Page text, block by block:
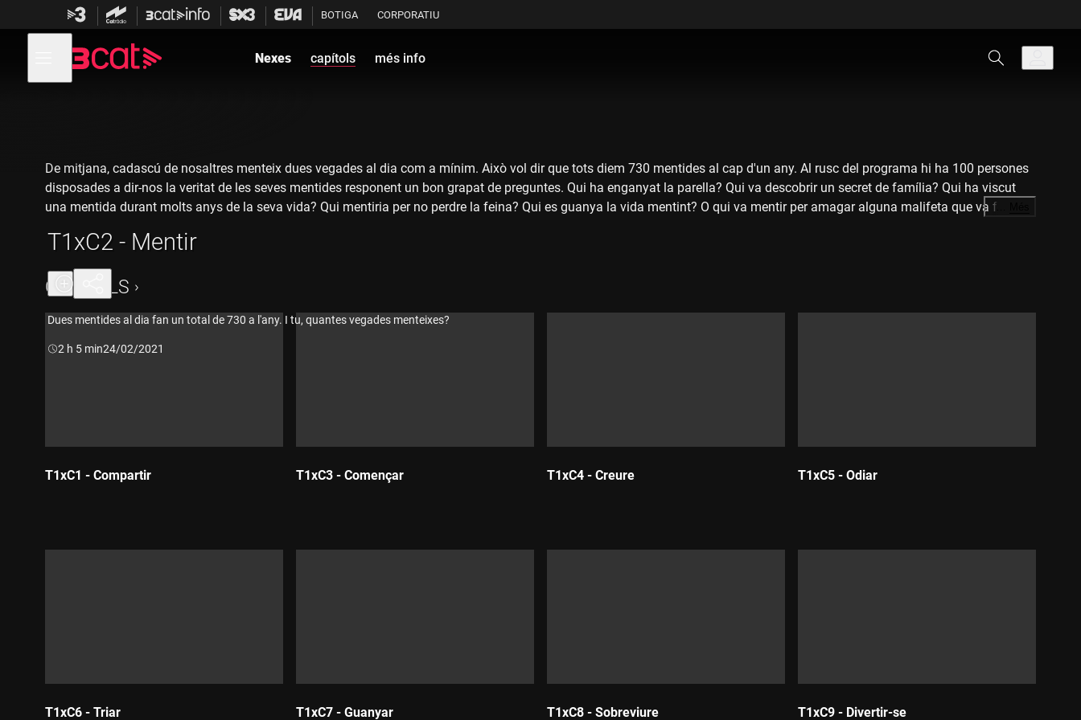
contingut
BOTIGA CORPORATIU
menú
de
Nexes capítols més info
T1xC2 - Mentir
Dues mentides al dia fan un total de 730 a l'any. I tu, quantes vegades menteixes?
Durada:
2 h 5 min24/02/2021
De mitjana, cadascú de nosaltres menteix dues vegades al dia com a mínim. Això vol dir que tots diem 730 mentides al cap d'un any. Al rusc del programa hi ha 100 persones
disposades a dir-nos la veritat de les seves mentides responent un bon grapat de preguntes. Qui ha enganyat la parella? Qui va descobrir un secret de família? Qui ha viscut
una mentida durant molts anys de la seva vida? Qui mentiria per no perdre la feina? Qui es guanya la vida mentint? O qui va mentir per amagar alguna malifeta que va fer de
…
CAPÍTOLS
T1xC1 - Compartir T1xC3 - Començar T1xC4 - Creure T1xC5 - Odiar
T1xC6 - Triar T1xC7 - Guanyar T1xC8 - Sobreviure T1xC9 - Divertir-se